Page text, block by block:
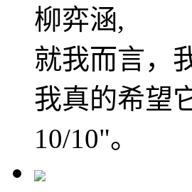
柳弈涵,
就我而言，
我真的希望
10/10"。